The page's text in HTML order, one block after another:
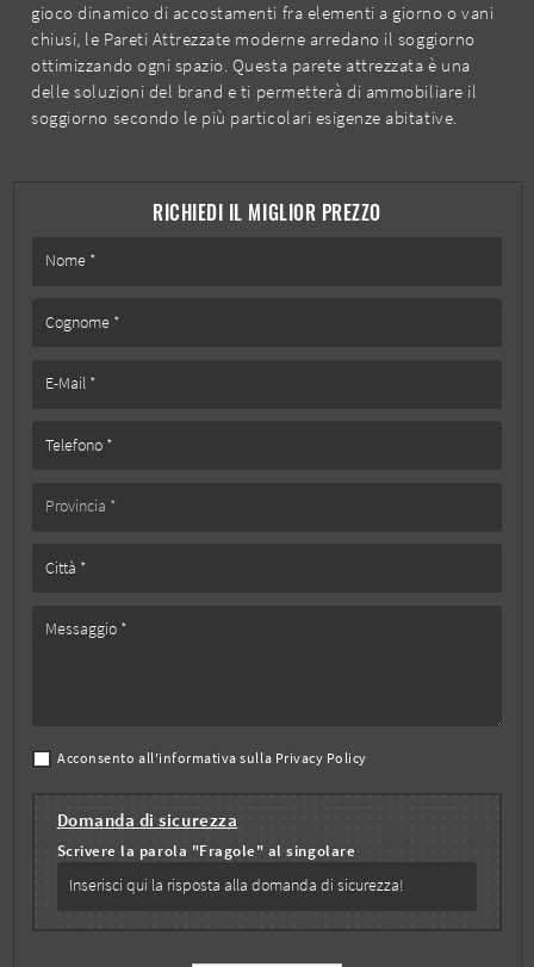
RICHIEDI IL MIGLIOR PREZZO
Acconsento all'informativa sulla Privacy Policy
Domanda di sicurezza
Scrivere la parola "Fragole" al singolare
gioco dinamico di accostamenti fra elementi a giorno o vani
chiusi, le Pareti Attrezzate moderne arredano il soggiorno
ottimizzando ogni spazio. Questa parete attrezzata è una
delle soluzioni del brand e ti permetterà di ammobiliare il
soggiorno secondo le più particolari esigenze abitative.